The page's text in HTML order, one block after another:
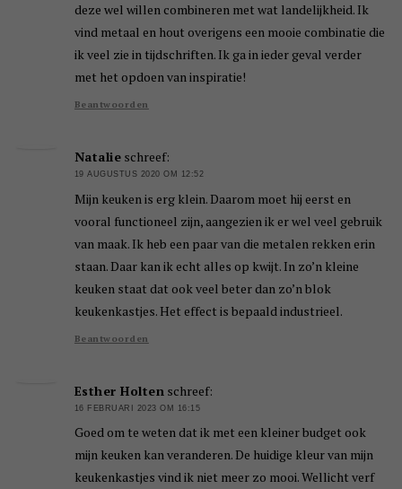
deze wel willen combineren met wat landelijkheid. Ik
vind metaal en hout overigens een mooie combinatie die
ik veel zie in tijdschriften. Ik ga in ieder geval verder
met het opdoen van inspiratie!
Beantwoorden
Natalie schreef:
19 AUGUSTUS 2020 OM 12:52
Mijn keuken is erg klein. Daarom moet hij eerst en
vooral functioneel zijn, aangezien ik er wel veel gebruik
van maak. Ik heb een paar van die metalen rekken erin
staan. Daar kan ik echt alles op kwijt. In zo’n kleine
keuken staat dat ook veel beter dan zo’n blok
keukenkastjes. Het effect is bepaald industrieel.
Beantwoorden
Esther Holten schreef:
16 FEBRUARI 2023 OM 16:15
Goed om te weten dat ik met een kleiner budget ook
mijn keuken kan veranderen. De huidige kleur van mijn
keukenkastjes vind ik niet meer zo mooi. Wellicht verf